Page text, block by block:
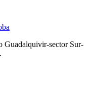
Guadalquivir-sector Sur-